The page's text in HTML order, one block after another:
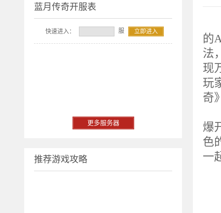
的
法
现
玩
奇
爆
色
一
蓝月传奇开服表
快速进入： 服 立即进入
更多服务器
推荐游戏攻略